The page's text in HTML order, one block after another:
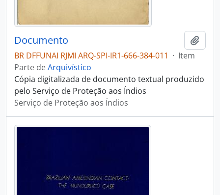
Documento
BR DFFUNAI RJMI ARQ-SPI-IR1-666-384-011 · Item
Parte deArquivístico
Cópia digitalizada de documento textual produzido
pelo Serviço de Proteção aos Índios
Serviço de Proteção aos Índios